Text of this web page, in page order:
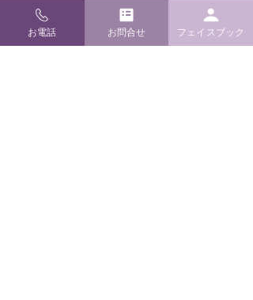
TEL / FAX
076-262-6022
E-mail
info@m-kamidana.com
お電話 お問合せ フェイスブック